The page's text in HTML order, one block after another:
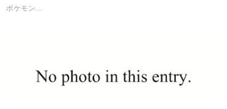
ポケモン...